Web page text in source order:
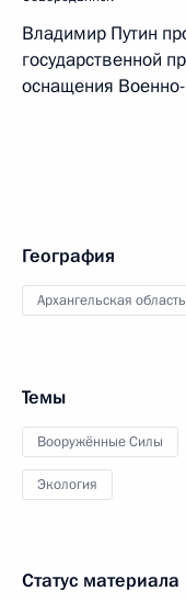
Владимир Путин
государственной
оснащения
География
Архангельская область
Темы
Вооружённые Силы
Экология
Статус материала